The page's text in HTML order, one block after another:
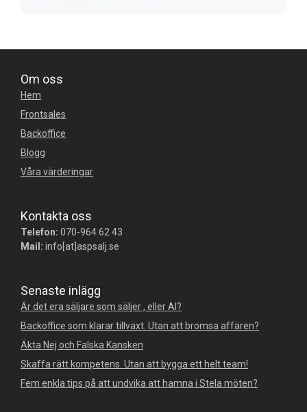
Om oss
Hem
Frontsales
Backoffice
Blogg
Våra värderingar
Kontakta oss
Telefon: 070-964 62 43
Mail: info[at]aspsalj.se
Senaste inlägg
Är det era säljare som säljer , eller AI?
Backoffice som klarar tillväxt. Utan att bromsa affären?
Äkta Nej och Falska Kansken
Skaffa rätt kompetens. Utan att bygga ett helt team!
Fem enkla tips på att undvika att hamna i Stela möten?